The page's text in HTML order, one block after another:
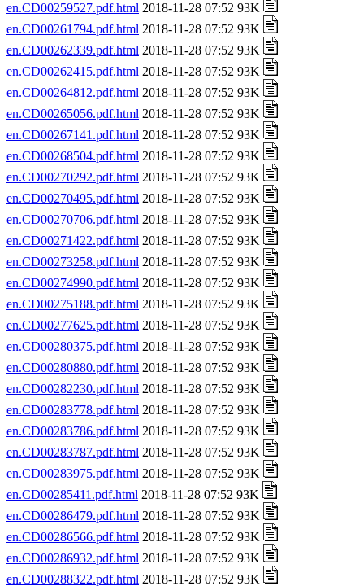
en.CD00259527.pdf.html 2018-11-28 07:52 93K
en.CD00261794.pdf.html 2018-11-28 07:52 93K
en.CD00262339.pdf.html 2018-11-28 07:52 93K
en.CD00262415.pdf.html 2018-11-28 07:52 93K
en.CD00264812.pdf.html 2018-11-28 07:52 93K
en.CD00265056.pdf.html 2018-11-28 07:52 93K
en.CD00267141.pdf.html 2018-11-28 07:52 93K
en.CD00268504.pdf.html 2018-11-28 07:52 93K
en.CD00270292.pdf.html 2018-11-28 07:52 93K
en.CD00270495.pdf.html 2018-11-28 07:52 93K
en.CD00270706.pdf.html 2018-11-28 07:52 93K
en.CD00271422.pdf.html 2018-11-28 07:52 93K
en.CD00273258.pdf.html 2018-11-28 07:52 93K
en.CD00274990.pdf.html 2018-11-28 07:52 93K
en.CD00275188.pdf.html 2018-11-28 07:52 93K
en.CD00277625.pdf.html 2018-11-28 07:52 93K
en.CD00280375.pdf.html 2018-11-28 07:52 93K
en.CD00280880.pdf.html 2018-11-28 07:52 93K
en.CD00282230.pdf.html 2018-11-28 07:52 93K
en.CD00283778.pdf.html 2018-11-28 07:52 93K
en.CD00283786.pdf.html 2018-11-28 07:52 93K
en.CD00283787.pdf.html 2018-11-28 07:52 93K
en.CD00283975.pdf.html 2018-11-28 07:52 93K
en.CD00285411.pdf.html 2018-11-28 07:52 93K
en.CD00286479.pdf.html 2018-11-28 07:52 93K
en.CD00286566.pdf.html 2018-11-28 07:52 93K
en.CD00286932.pdf.html 2018-11-28 07:52 93K
en.CD00288322.pdf.html 2018-11-28 07:52 93K